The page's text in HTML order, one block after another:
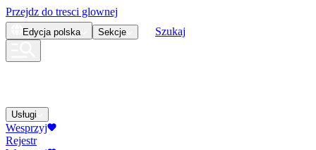
Przejdz do tresci glownej
Edycja polska Sekcje Szukaj
Usługi
Wesprzyj
Rejestr